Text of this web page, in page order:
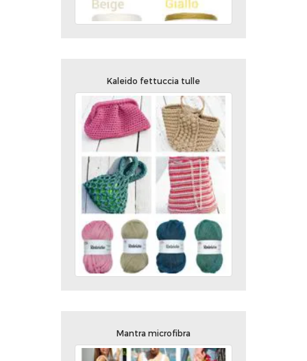
Kaleido fettuccia tulle
Mantra microfibra